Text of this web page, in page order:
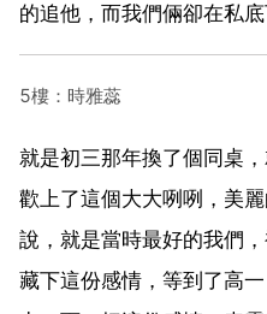
的追他，而我們倆卻在私
5樓：時雅蕊
就是初三那年換了個同桌
歡上了這個大大咧咧，美
說，就是當時最好的我們
藏下這份感情，等到了高